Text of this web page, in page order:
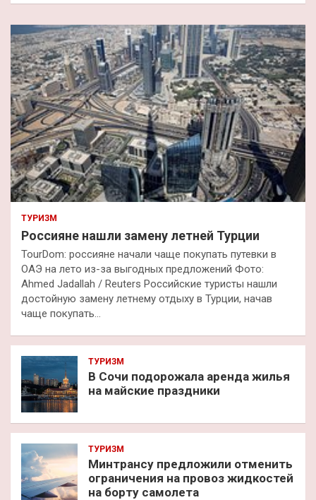
к
ТУРИЗМ
Россияне нашли замену летней Турции
TourDom: россияне начали чаще покупать путевки в
ОАЭ на лето из-за выгодных предложений Фото:
Ahmed Jadallah / Reuters Российские туристы нашли
достойную замену летнему отдыху в Турции, начав
чаще покупать…
ТУРИЗМ
В Сочи подорожала аренда жилья
на майские праздники
ТУРИЗМ
Минтрансу предложили отменить
ограничения на провоз жидкостей
на борту самолета